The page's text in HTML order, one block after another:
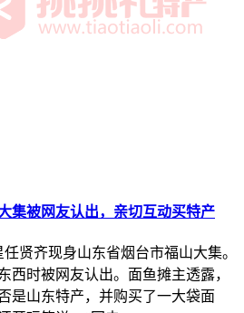
集被网友认出，亲切互动买特产
贤齐现身山东省烟台市福山大集。
西时被网友认出。面鱼摊主透露，
是山东特产，并购买了一大袋面